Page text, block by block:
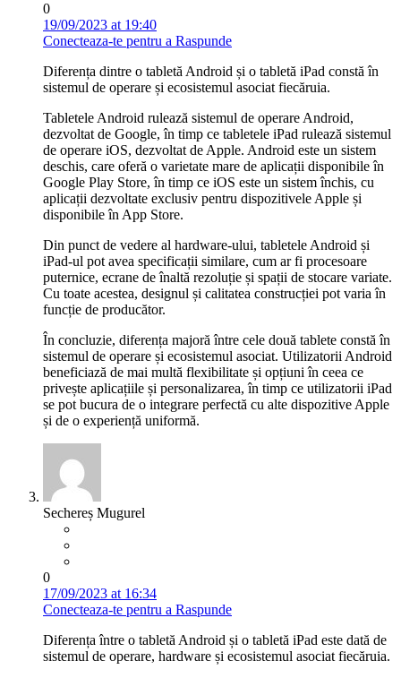
0
19/09/2023 at 19:40
Conecteaza-te pentru a Raspunde
Diferența dintre o tabletă Android și o tabletă iPad constă în
sistemul de operare și ecosistemul asociat fiecăruia.
Tabletele Android rulează sistemul de operare Android,
dezvoltat de Google, în timp ce tabletele iPad rulează sistemul
de operare iOS, dezvoltat de Apple. Android este un sistem
deschis, care oferă o varietate mare de aplicații disponibile în
Google Play Store, în timp ce iOS este un sistem închis, cu
aplicații dezvoltate exclusiv pentru dispozitivele Apple și
disponibile în App Store.
Din punct de vedere al hardware-ului, tabletele Android și
iPad-ul pot avea specificații similare, cum ar fi procesoare
puternice, ecrane de înaltă rezoluție și spații de stocare variate.
Cu toate acestea, designul și calitatea construcției pot varia în
funcție de producător.
În concluzie, diferența majoră între cele două tablete constă în
sistemul de operare și ecosistemul asociat. Utilizatorii Android
beneficiază de mai multă flexibilitate și opțiuni în ceea ce
privește aplicațiile și personalizarea, în timp ce utilizatorii iPad
se pot bucura de o integrare perfectă cu alte dispozitive Apple
și de o experiență uniformă.
Sechereș Mugurel
0
17/09/2023 at 16:34
Conecteaza-te pentru a Raspunde
Diferența între o tabletă Android și o tabletă iPad este dată de
sistemul de operare, hardware și ecosistemul asociat fiecăruia.